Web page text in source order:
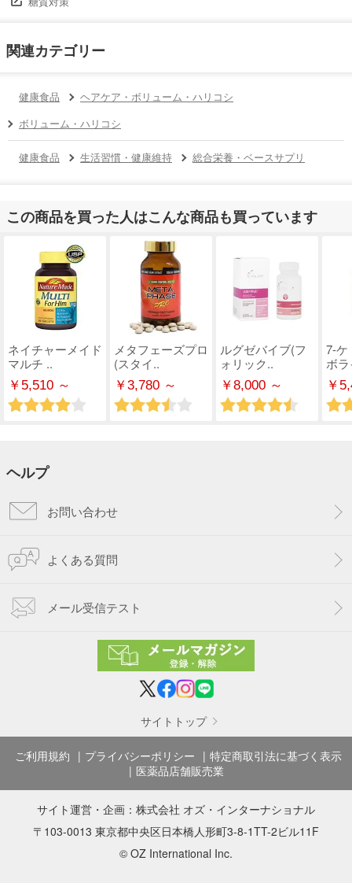
関連カテゴリー
健康食品
ヘアケア・ボリューム・ハリコシ
ボリューム・ハリコシ
健康食品 生活習慣・健康維持 総合栄養・ベースサプリ
この商品を買った人はこんな商品も買っています
ネイチャーメイド
マルチ ..
￥5,510 ～
メタフェーズプロ
(スタイ..
￥3,780 ～
ルグゼバイブ(フ
ォリック..
￥8,000 ～
7-ケ
ボ
￥
ヘルプ
お問い合わせ
よくある質問
メール受信テスト
サイトトップ
ご利用規約 プライバシーポリシー
特定商取引法に基づく表示
医薬品店舗販売業
サイト運営・企画： 株式会社 オズ・インターナショナル
〒103-0013 東京都中央区日本橋人形町3-8-1TT-2ビル11F
© OZ International Inc.